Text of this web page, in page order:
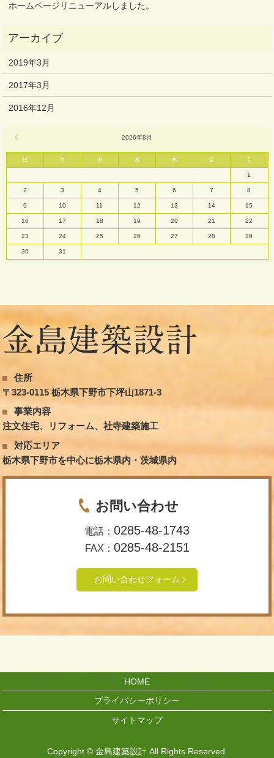
ホームページリニューアルしました。
2019年3月
2017年3月
2016年12月
2026年8月
日 月 火 水 木 金 土
1
2 3 4 5 6 7 8
9 10 11 12 13 14 15
16 17 18 19 20 21 22
23 24 25 26 27 28 29
30 31
住所
〒323-0115 栃木県下野市下坪山1871-3
事業内容
注文住宅、リフォーム、社寺建築施工
対応エリア
栃木県下野市を中心に栃木県内・茨城県内
お問い合わせ
電話： 0285-48-1743
FAX： 0285-48-2151
お問い合わせフォーム
HOME
プライバシーポリシー
サイトマップ
Copyright © 金島建築設計 All Rights Reserved.